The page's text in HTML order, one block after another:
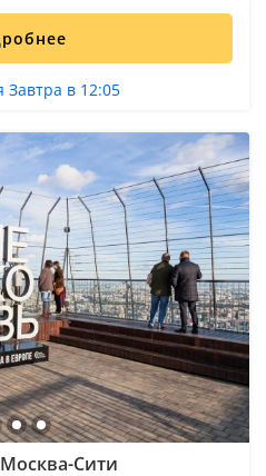
в 12:05
Сити